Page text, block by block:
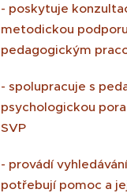
- poskytuje
metodickou podporu
pedagogickým
- spolupracuje s
psychologickou
SVP
- provádí
potřebují pomoc a